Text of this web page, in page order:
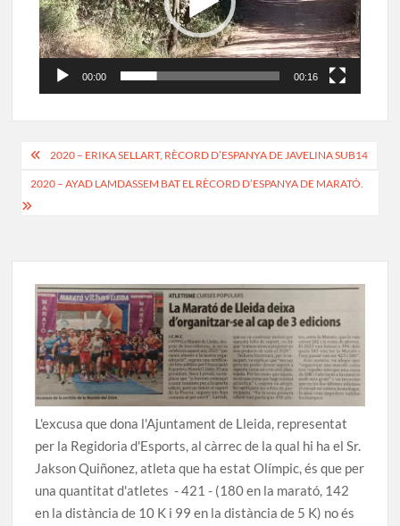
00:00 00:16
Navegació
d'entrades
2020 – ERIKA SELLART, RÈCORD D’ESPANYA DE JAVELINA SUB14
2020 – AYAD LAMDASSEM BAT EL RÈCORD D’ESPANYA DE MARATÓ.
L'excusa que dona l'Ajuntament de Lleida, representat
per la Regidoria d'Esports, al càrrec de la qual hi ha el Sr.
Jakson Quiñonez, atleta que ha estat Olímpic, és que per
una quantitat d'atletes - 421 - (180 en la marató, 142
en la distància de 10 K i 99 en la distància de 5 K) no és